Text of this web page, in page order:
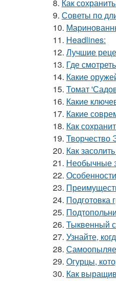
8. Как
9. Советы по
10.
11. Headlines:
12. Лучшие
13. Где
14. Какие
15. Томат
16. Какие
17. Какие
18. Как
19. Творчество
20. Как
21. Необычные
22.
23.
24. Подготовка
25.
26. Тыквенный
27. Узнайте,
28.
29. Огурцы,
30. Как